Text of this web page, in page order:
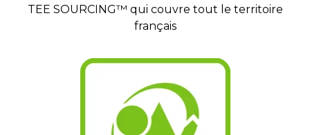
TEE SOURCING™ qui couvre tout le territoire
français